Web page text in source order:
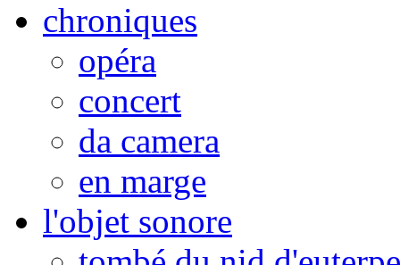
chroniques
opéra
concert
da camera
en marge
l'objet sonore